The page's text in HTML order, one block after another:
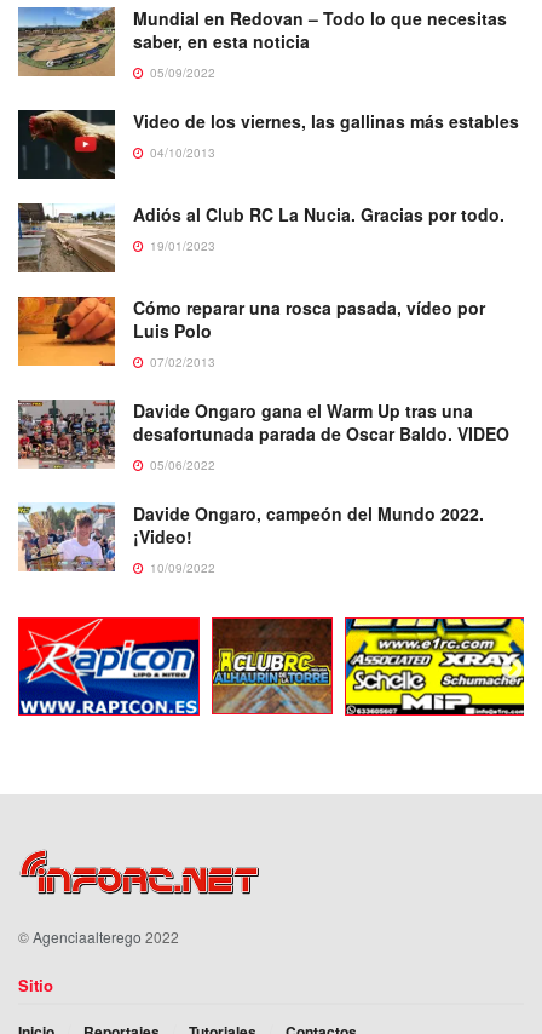
Mundial en Redovan – Todo lo que necesitas
saber, en esta noticia
05/09/2022
Video de los viernes, las gallinas más estables
04/10/2013
Adiós al Club RC La Nucia. Gracias por todo.
19/01/2023
Cómo reparar una rosca pasada, vídeo por
Luis Polo
07/02/2013
Davide Ongaro gana el Warm Up tras una
desafortunada parada de Oscar Baldo. VIDEO
05/06/2022
Davide Ongaro, campeón del Mundo 2022.
¡Video!
10/09/2022
©Agenciaalterego 2022
Sitio